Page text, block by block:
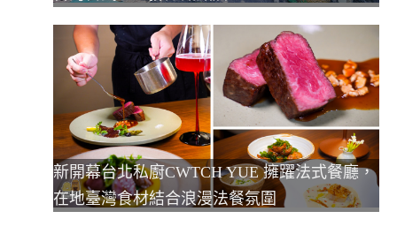
新開幕台北私廚CWTCH YUE 擁躍法式餐廳，
在地臺灣食材結合浪漫法餐氛圍